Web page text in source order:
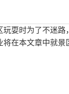
玩耍时为了不迷
将在本文章中就景